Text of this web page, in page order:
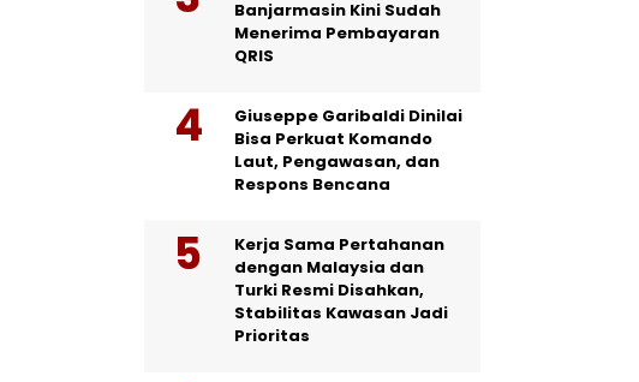
Banjarmasin Kini Sudah
Menerima Pembayaran
QRIS
Giuseppe Garibaldi Dinilai
Bisa Perkuat Komando
Laut, Pengawasan, dan
Respons Bencana
Kerja Sama Pertahanan
dengan Malaysia dan
Turki Resmi Disahkan,
Stabilitas Kawasan Jadi
Prioritas